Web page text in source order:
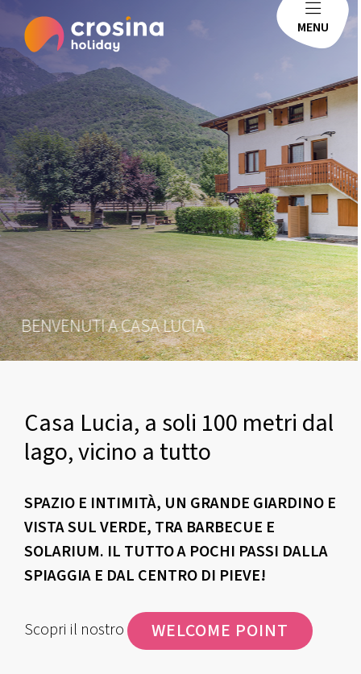
MENU
BENVENUTI A CASA LUCIA
Casa Lucia, a soli 100 metri dal
lago, vicino a tutto
SPAZIO E INTIMITÀ, UN GRANDE GIARDINO E
VISTA SUL VERDE, TRA BARBECUE E
SOLARIUM. IL TUTTO A POCHI PASSI DALLA
SPIAGGIA E DAL CENTRO DI PIEVE!
Scopri il nostro WELCOME POINT